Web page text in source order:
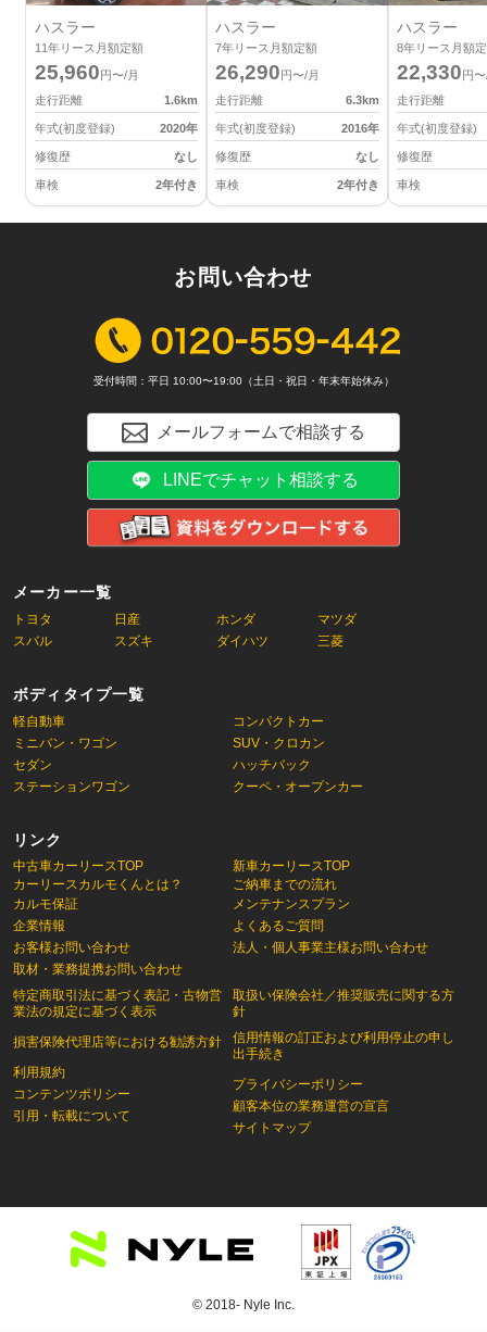
ハスラー
11年リース月額定額
25,960円〜/月
走行距離
1.6km
年式(初度登録) 2020年
修復歴 なし
車検 2年付き
ハスラー
7年リース月額定額
26,290円〜/月
走行距離
6.3km
年式(初度登録) 2016年
修復歴 なし
車検 2年付き
ハスラー
8年リース月額
22,330円
走行距離
年式(初度登録)
修復歴
車検
メーカー一覧
トヨタ 日産 ホンダ
マツダ
スバル
スズキ ダイハツ 三菱
ボディタイプ一覧
軽自動車
コンパクトカー
ミニバン・ワゴン
SUV・クロカン
セダン
ハッチバック
ステーションワゴン
クーペ・オープンカー
リンク
中古車カーリースTOP
カーリースカルモくんとは？
新車カーリースTOP
ご納車までの流れ
カルモ保証
企業情報
お客様お問い合わせ
取材・業務提携お問い合わせ
特定商取引法に基づく表記・古物営
業法の規定に基づく表示
損害保険代理店等における勧誘方針
利用規約
コンテンツポリシー
引用・転載について
メンテナンスプラン
よくあるご質問
法人・個人事業主様お問い合わせ
取扱い保険会社／推奨販売に関する方
針
信用情報の訂正および利用停止の申し
出手続き
プライバシーポリシー
顧客本位の業務運営の宣言
サイトマップ
お問い合わせ
受付時間：平日 10:00〜19:00（土日・祝日・年末年始休み）
メールフォームで相談する
LINEでチャット相談する
© 2018- Nyle Inc.